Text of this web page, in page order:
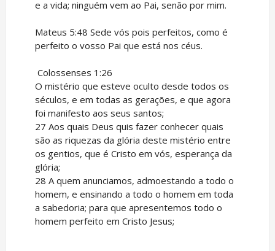
e a vida; ninguém vem ao Pai, senão por mim.
Mateus 5:48 Sede vós pois perfeitos, como é
perfeito o vosso Pai que está nos céus.
Colossenses 1:26
O mistério que esteve oculto desde todos os
séculos, e em todas as gerações, e que agora
foi manifesto aos seus santos;
27 Aos quais Deus quis fazer conhecer quais
são as riquezas da glória deste mistério entre
os gentios, que é Cristo em vós, esperança da
glória;
28 A quem anunciamos, admoestando a todo o
homem, e ensinando a todo o homem em toda
a sabedoria; para que apresentemos todo o
homem perfeito em Cristo Jesus;